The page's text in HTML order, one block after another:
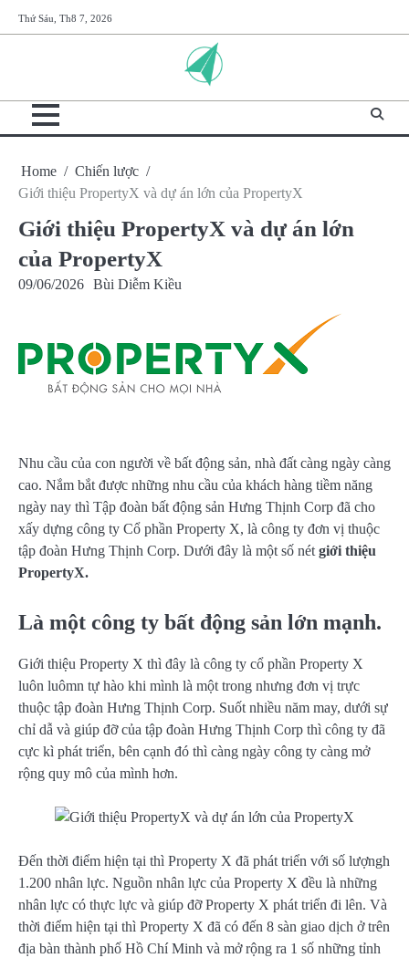
to
Thứ Sáu, Th8 7, 2026
Home
Chiến lược
Giới thiệu PropertyX và dự án lớn của PropertyX
Giới thiệu PropertyX và dự án lớn
của PropertyX
09/06/2026 Bùi Diễm Kiều
Nhu cầu của con người về bất động sản, nhà đất càng ngày càng
cao. Nắm bắt được những nhu cầu của khách hàng tiềm năng
ngày nay thì Tập đoàn bất động sản Hưng Thịnh Corp đã cho
xấy dựng công ty Cổ phần Property X, là công ty đơn vị thuộc
tập đoàn Hưng Thịnh Corp. Dưới đây là một số nét giới thiệu
PropertyX.
Là một công ty bất động sản lớn mạnh.
Giới thiệu Property X thì đây là công ty cổ phần Property X
luôn luômn tự hào khi mình là một trong nhưng đơn vị trực
thuộc tập đoàn Hưng Thịnh Corp. Suốt nhiều năm may, dưới sự
chỉ dẫ và giúp đỡ của tập đoàn Hưng Thịnh Corp thì công ty đã
cực kì phát triển, bên cạnh đó thì càng ngày công ty càng mở
rộng quy mô của mình hơn.
Đến thời điểm hiện tại thì Property X đã phát triển với số lượngh
1.200 nhân lực. Nguồn nhân lực của Property X đều là những
nhân lực có thực lực và giúp đỡ Property X phát triển đi lên. Và
thời điểm hiện tại thì Property X đã có đến 8 sàn giao dịch ở trên
địa bàn thành phố Hồ Chí Minh và mở rộng ra 1 số những tỉnh